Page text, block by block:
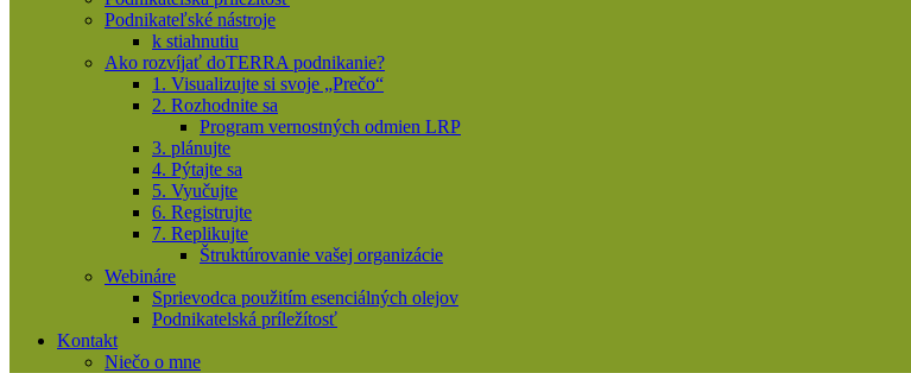
Podnikateľské nástroje
k stiahnutiu
Ako rozvíjať doTERRA podnikanie?
1. Visualizujte si svoje „Prečo“
2. Rozhodnite sa
Program vernostných odmien LRP
3. plánujte
4. Pýtajte sa
5. Vyučujte
6. Registrujte
7. Replikujte
Štruktúrovanie vašej organizácie
Webináre
Sprievodca použitím esenciálných olejov
Podnikatelská príležítosť
Kontakt
Niečo o mne